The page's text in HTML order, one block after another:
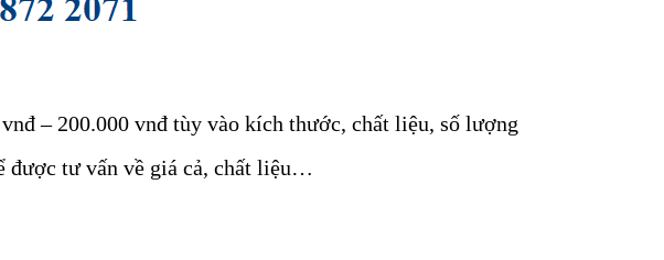
– 200.000 vnđ tùy vào kích thước, chất liệu, số lượng
được tư vấn về giá cả, chất liệu…